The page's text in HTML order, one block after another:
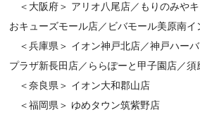
＜大阪府＞ アリオ八尾店／ もりのみや
おキューズモール店／ビバモール美原南イ
＜兵庫県＞ イオン神戸北店／神戸ハー
プラザ新長田店／ららぽーと甲子園店／須
＜奈良県＞ イオン大和郡山店
＜福岡県＞ ゆめタウン筑紫野店